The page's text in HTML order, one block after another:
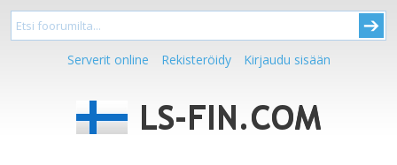
Serverit online Rekisteröidy Kirjaudu sisään